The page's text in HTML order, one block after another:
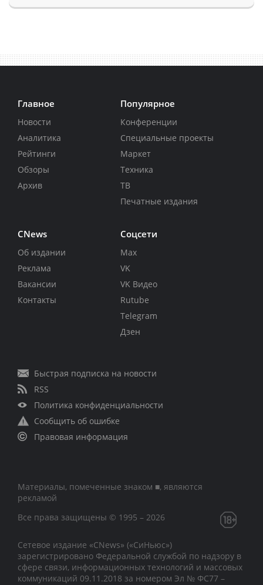
Главное
Новости
Аналитика
Рейтинги
Обзоры
Архив
Популярное
Конференции
Специальные проекты
Маркет
Техника
ТВ
Печатные издания
CNews
Об издании
Реклама
Вакансии
Контакты
Соцсети
Max
VK
VK Видео
Rutube
Telegram
Дзен
Быстрая подписка на новости
RSS
Политика конфиденциальности
Сообщить об ошибке
Правовая информация
Материалы, помеченные знаком ■, являются
рекламой
Все права защищены © 1995 – 2026
Сетевое издание «CNews» («СиНьюс»)
зарегистрировано Федеральной службой по надзору в
сфере связи, информационных технологий и массовых
коммуникаций 09.11.2018 за номером Эл № ФС77 –